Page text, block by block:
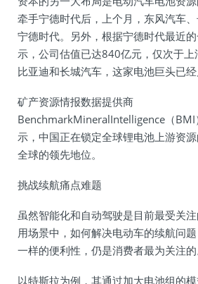
牵手宁德时代后，上个月，东风汽车
宁德时代。另外，根据宁德时代最近
示，公司估值已达840亿元，仅次于上
比亚迪和长城汽车，这家电池巨头已经
矿产资源情报数据提供商
BenchmarkMineralIntelligence（BMI
示，中国正在锁定全球锂电池上游资
全球的领先地位。
挑战续航痛点难题
虽然智能化和自动驾驶是目前最受关
用场景中，如何解决电动车的续航问
一样的便利性，仍是消费者最为关注的
以特斯拉为例，其通过加大电池组的